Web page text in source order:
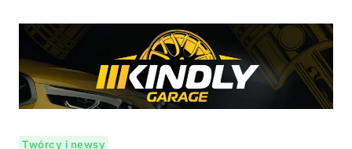
Twórcy i newsy